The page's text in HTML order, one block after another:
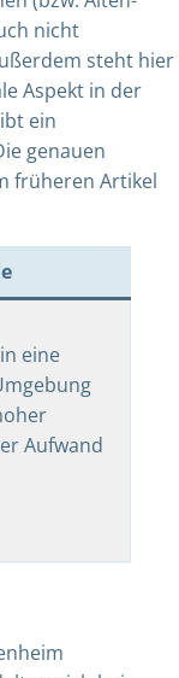
nicht
steht hier
Aspekt in der
ein
genauen
früheren Artikel
eine
Aufwand